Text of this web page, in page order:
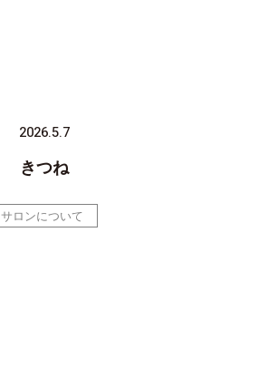
2026.5.7
きつね
サロンについて